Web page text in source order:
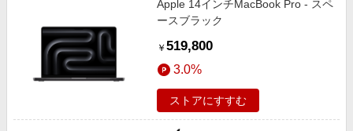
Apple 14インチMacBook Pro - スペ
ースブラック
￥ 519,800
3.0%
ストアにすすむ